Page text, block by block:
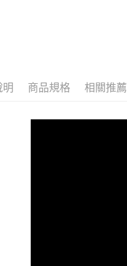
明 商品規格 相關推薦